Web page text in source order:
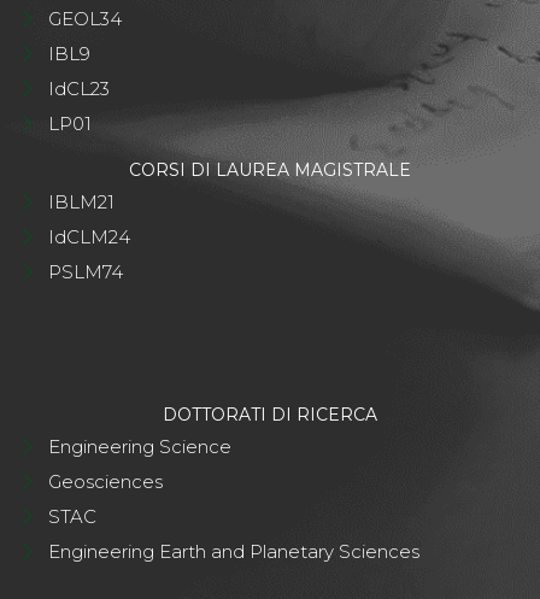
GEOL34
IBL9
IdCL23
LP01
CORSI DI LAUREA MAGISTRALE
IBLM21
IdCLM24
PSLM74
DOTTORATI DI RICERCA
Engineering Science
Geosciences
STAC
Engineering Earth and Planetary Sciences